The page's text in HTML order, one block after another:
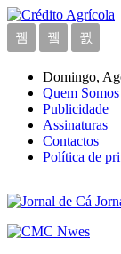
Domingo,
Quem Somos
Publicidade
Assinaturas
Contactos
Política de